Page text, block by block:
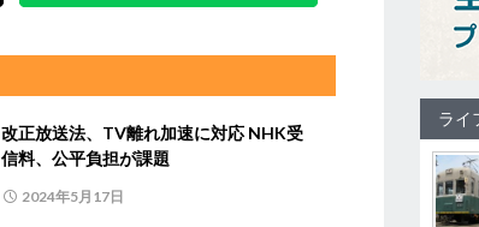
改正放送法、TV離れ加速に対応 NHK受
信料、公平負担が課題
2024年5月17日
ライ